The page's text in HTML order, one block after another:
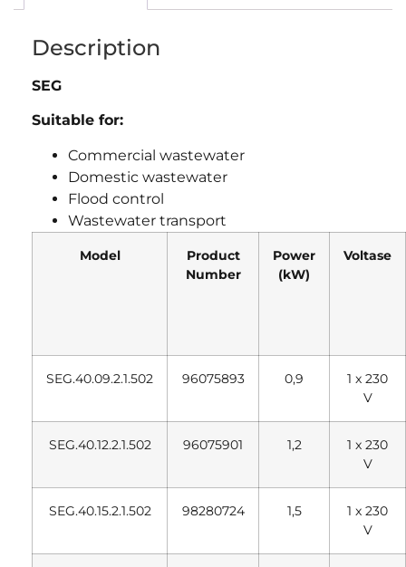
Description
SEG
Suitable for:
Commercial wastewater
Domestic wastewater
Flood control
Wastewater transport
Model
Product
Number
Power
(kW)
Voltase
SEG.40.09.2.1.502 96075893 0,9
1 x 230
V
SEG.40.12.2.1.502 96075901 1,2
1 x 230
V
SEG.40.15.2.1.502 98280724 1,5
1 x 230
V